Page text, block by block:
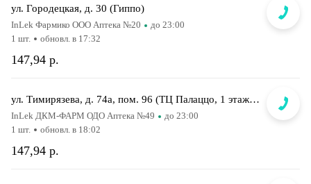
ул. Городецкая, д. 30 (Гиппо)
InLek Фармико ООО Аптека №20 до 23:00
147,94 р.
1 шт. обновл. в 17:32
ул. Тимирязева, д. 74а, пом. 96 (ТЦ Палаццо, 1 этаж, главный вход)
InLek ДКМ-ФАРМ ОДО Аптека №49 до 23:00
147,94 р.
1 шт. обновл. в 18:02